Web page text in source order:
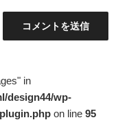
in
design44/wp-
on line 95